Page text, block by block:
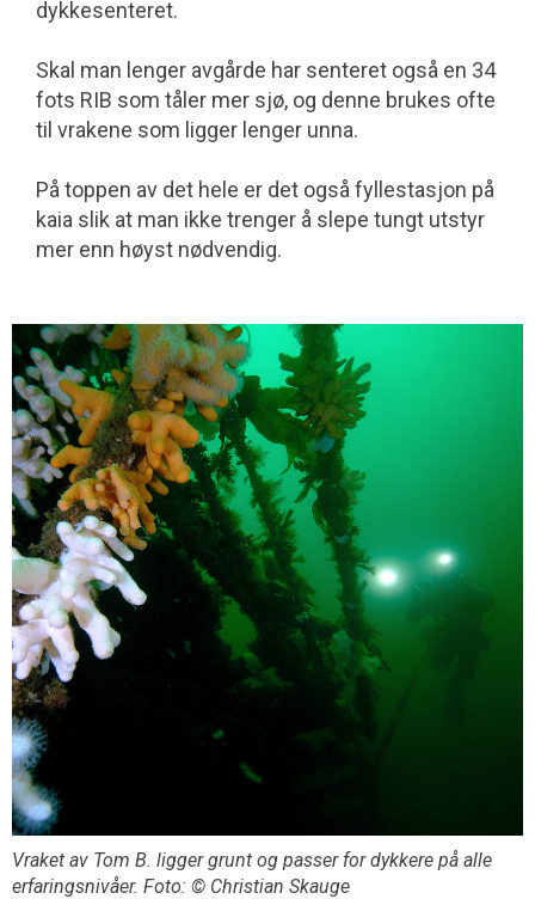
dykkesenteret.
Skal man lenger avgårde har senteret også en 34
fots RIB som tåler mer sjø, og denne brukes ofte
til vrakene som ligger lenger unna.
På toppen av det hele er det også fyllestasjon på
kaia slik at man ikke trenger å slepe tungt utstyr
mer enn høyst nødvendig.
Vraket av Tom B. ligger grunt og passer for dykkere på alle
erfaringsnivåer. Foto: © Christian Skauge